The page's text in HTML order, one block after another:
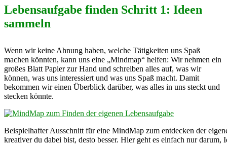
Lebensaufgabe finden Schritt 1: Ideen
sammeln
Wenn wir keine Ahnung haben, welche Tätigkeiten uns Spaß
machen könnten, kann uns eine „Mindmap“ helfen: Wir nehmen ein
großes Blatt Papier zur Hand und schreiben alles auf, was wir
können, was uns interessiert und was uns Spaß macht. Damit
bekommen wir einen Überblick darüber, was alles in uns steckt und
stecken könnte.
Beispielhafter Ausschnitt für eine MindMap zum entdecken der
kreativer du dabei bist, desto besser. Hier geht es einfach nur darum,